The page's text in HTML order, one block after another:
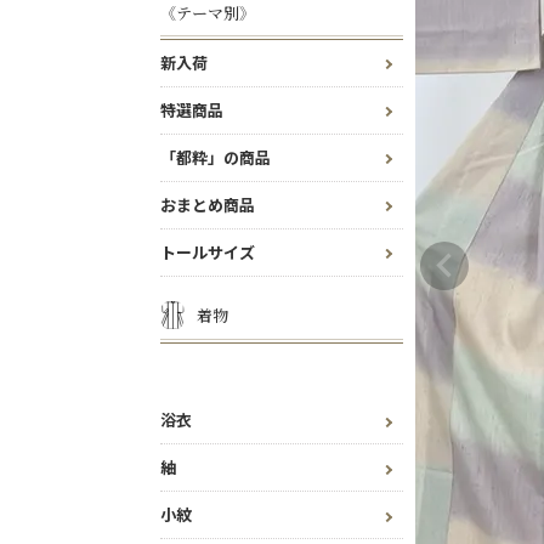
《テーマ別》
新入荷
特選商品
「都粋」の商品
おまとめ商品
トールサイズ
着物
浴衣
紬
小紋